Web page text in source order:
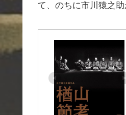
て、のちに市川猿之